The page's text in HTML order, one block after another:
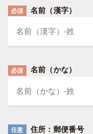
必須 名前（漢字）
必須 名前（かな）
任意 住所：郵便番号